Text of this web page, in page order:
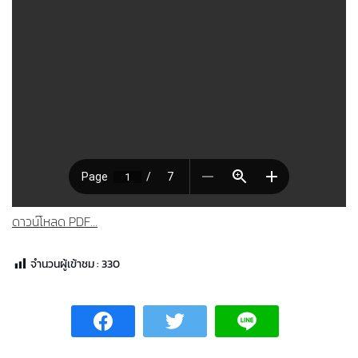
ดาวน์โหลด PDF...
จำนวนผู้เข้าชม :330